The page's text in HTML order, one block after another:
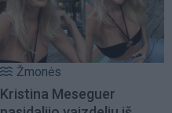
Žmonės
Kristina Meseguer